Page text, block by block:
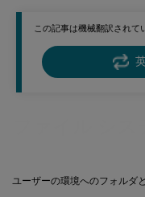
この記事は機械翻訳されて
ユーザーの環境へのフォルダ